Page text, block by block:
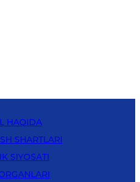
HAQIDA
SHARTLARI
SIYOSATI